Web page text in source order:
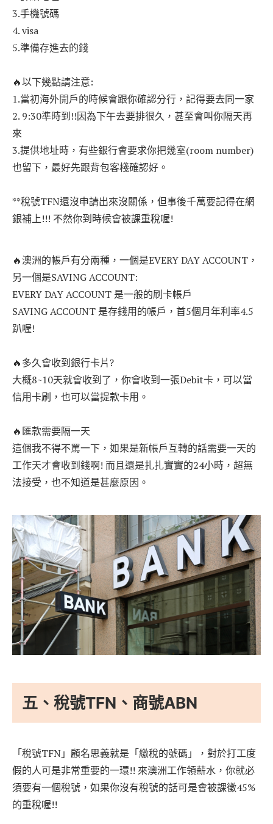
3.手機號碼
4. visa
5.準備存進去的錢
🔥以下幾點請注意:
1.當初海外開戶的時候會跟你確認分行，記得要去同一家
2. 9:30準時到!!因為下午去要排很久，甚至會叫你隔天再
來
3.提供地址時，有些銀行會要求你把幾室(room number)
也留下，最好先跟背包客棧確認好。
**稅號TFN還沒申請出來沒關係，但事後千萬要記得在網
銀補上!!! 不然你到時候會被課重稅喔!
🔥澳洲的帳戶有分兩種，一個是EVERY DAY ACCOUNT，
另一個是SAVING ACCOUNT:
EVERY DAY ACCOUNT 是一般的刷卡帳戶
SAVING ACCOUNT 是存錢用的帳戶，首5個月年利率4.5
趴喔!
🔥多久會收到銀行卡片?
大概8~10天就會收到了，你會收到一張Debit卡，可以當
信用卡刷，也可以當提款卡用。
🔥匯款需要隔一天
這個我不得不罵一下，如果是新帳戶互轉的話需要一天的
工作天才會收到錢啊! 而且還是扎扎實實的24小時，超無
法接受，也不知道是甚麼原因。
五、稅號TFN、商號ABN
「稅號TFN」顧名思義就是「繳稅的號碼」，對於打工度
假的人可是非常重要的一環!! 來澳洲工作領薪水，你就必
須要有一個稅號，如果你沒有稅號的話可是會被課徵45%
的重稅喔!!